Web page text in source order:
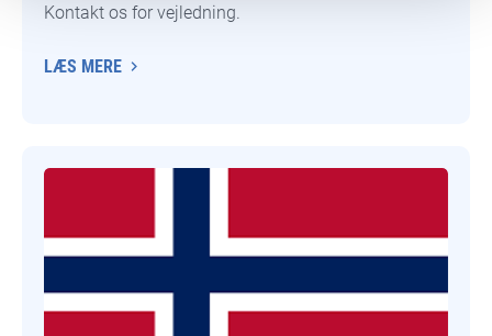
Kontakt os for vejledning.
LÆS MERE